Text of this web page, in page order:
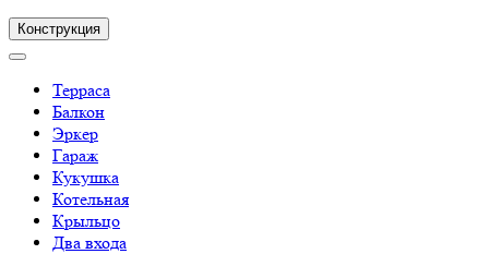
Конструкция
Терраса
Балкон
Эркер
Гараж
Кукушка
Котельная
Крыльцо
Два входа